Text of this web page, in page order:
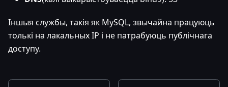
Іншыя службы, такія як MySQL, звычайна працуюць
толькі на лакальных IP і не патрабуюць публічнага
доступу.